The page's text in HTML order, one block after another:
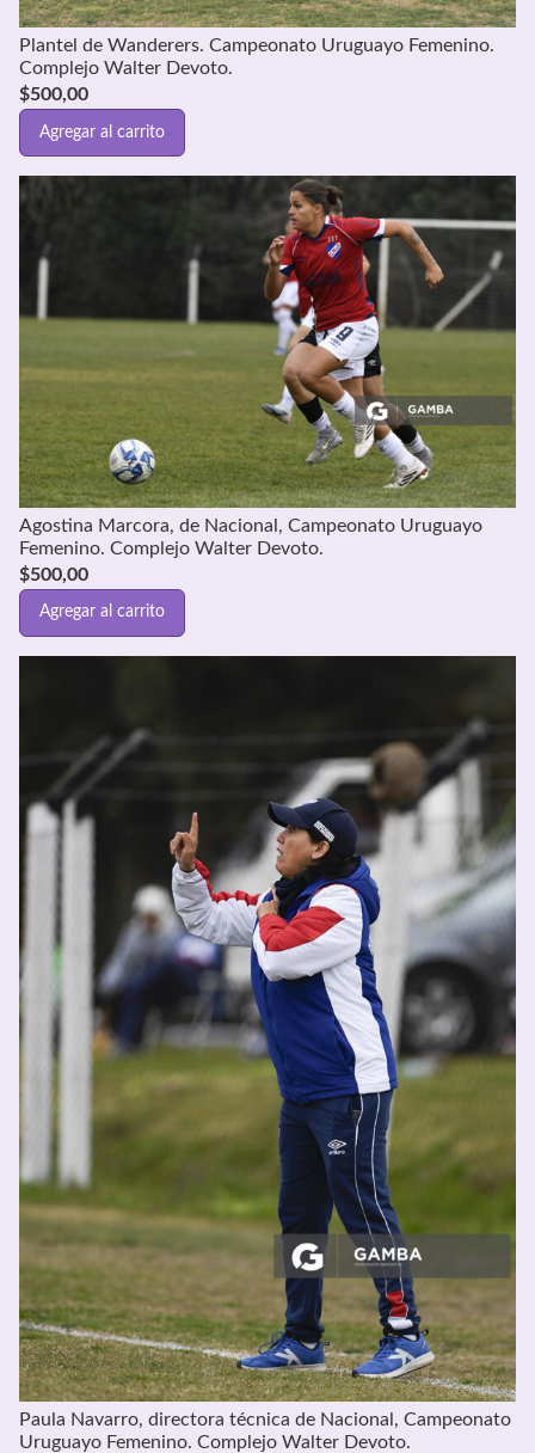
Plantel de Wanderers. Campeonato Uruguayo Femenino.
Complejo Walter Devoto.
$500,00
Agregar al carrito
Agostina Marcora, de Nacional, Campeonato Uruguayo
Femenino. Complejo Walter Devoto.
$500,00
Agregar al carrito
Paula Navarro, directora técnica de Nacional, Campeonato
Uruguayo Femenino. Complejo Walter Devoto.